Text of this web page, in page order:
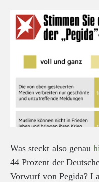
Was steckt also genau
44 Prozent der
Vorwurf von Pegida?